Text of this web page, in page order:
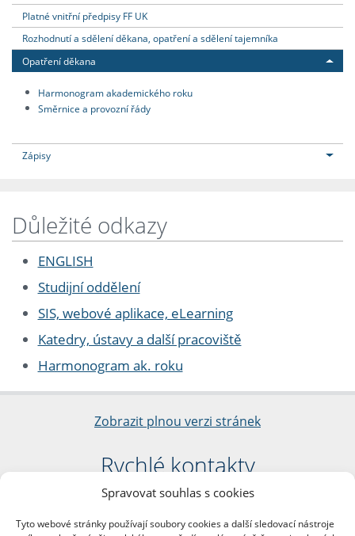
Spravovat souhlas s cookies
Tyto webové stránky používají soubory cookies a další sledovací nástroje
Platné vnitřní předpisy FF UK
Rozhodnutí a sdělení děkana, opatření a sdělení tajemníka
Opatření děkana
Harmonogram akademického roku
Směrnice a provozní řády
Zápisy
Důležité odkazy
ENGLISH
Studijní oddělení
SIS, webové aplikace, eLearning
Katedry, ústavy a další pracoviště
Harmonogram ak. roku
Zobrazit plnou verzi stránek
Rychlé kontakty
Filozofická fakulta
nám. Jana Palacha 1/2